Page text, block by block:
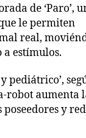
de ‘Paro’,
le permiten
real,
estímulos.
pediátrico’,
robot aumenta
y